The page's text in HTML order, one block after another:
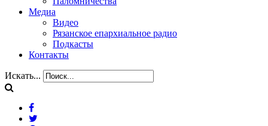
Медиа
Видео
Рязанское епархиальное радио
Подкасты
Контакты
Искать...